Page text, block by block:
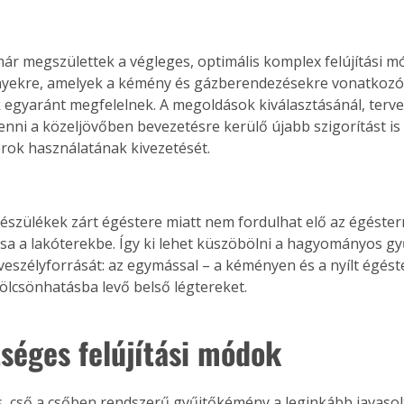
megszülettek a végleges, optimális komplex felújítási
amelyek a kémény és gázberendezésekre
megfelelnek. A megoldások kiválasztásánál,
a közeljövőben bevezetésre kerülő újabb szigorítást
használatának kivezetését.
zárt égéstere miatt nem fordulhat elő az
a lakóterekbe. Így ki lehet küszöbölni a hagyományos
az egymással – a kéményen és a nyílt
levő belső légtereket.
felújítási módok